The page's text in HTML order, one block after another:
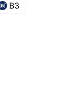
B3